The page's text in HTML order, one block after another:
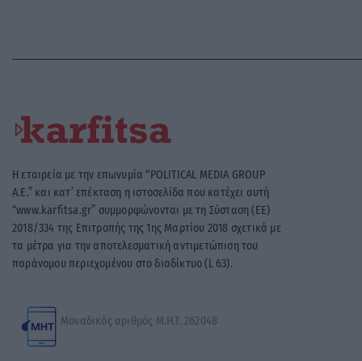
Η εταιρεία με την επωνυμία “POLITICAL MEDIA GROUP
A.E.” και κατ’ επέκταση η ιστοσελίδα που κατέχει αυτή
“www.karfitsa.gr” συμμορφώνονται με τη Σύσταση (ΕΕ)
2018/334 της Επιτροπής της 1ης Μαρτίου 2018 σχετικά με
τα μέτρα για την αποτελεσματική αντιμετώπιση του
παράνομου περιεχομένου στο διαδίκτυο (L 63).
Μοναδικός αριθμός Μ.Η.Τ. 262048